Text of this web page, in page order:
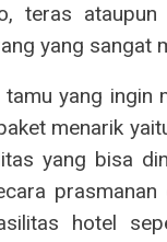
teras
yang sangat
yang ingin
menarik
yang bisa
hotel